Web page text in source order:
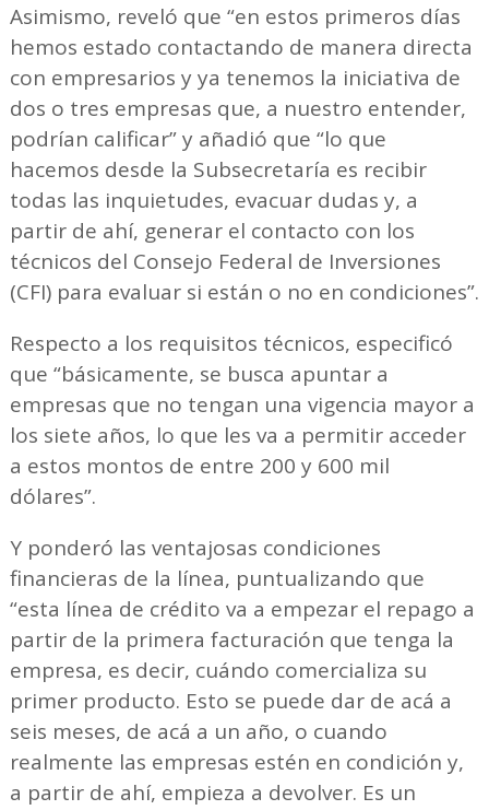
Asimismo, reveló que “en estos primeros días
hemos estado contactando de manera directa
con empresarios y ya tenemos la iniciativa de
dos o tres empresas que, a nuestro entender,
podrían calificar” y añadió que “lo que
hacemos desde la Subsecretaría es recibir
todas las inquietudes, evacuar dudas y, a
partir de ahí, generar el contacto con los
técnicos del Consejo Federal de Inversiones
(CFI) para evaluar si están o no en condiciones”.
Respecto a los requisitos técnicos, especificó
que “básicamente, se busca apuntar a
empresas que no tengan una vigencia mayor a
los siete años, lo que les va a permitir acceder
a estos montos de entre 200 y 600 mil
dólares”.
Y ponderó las ventajosas condiciones
financieras de la línea, puntualizando que
“esta línea de crédito va a empezar el repago a
partir de la primera facturación que tenga la
empresa, es decir, cuándo comercializa su
primer producto. Esto se puede dar de acá a
seis meses, de acá a un año, o cuando
realmente las empresas estén en condición y,
a partir de ahí, empieza a devolver. Es un